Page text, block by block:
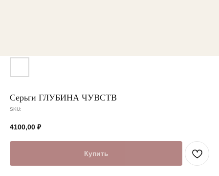
Серьги ГЛУБИНА ЧУВСТВ
SKU:
4100,00 ₽
Купить